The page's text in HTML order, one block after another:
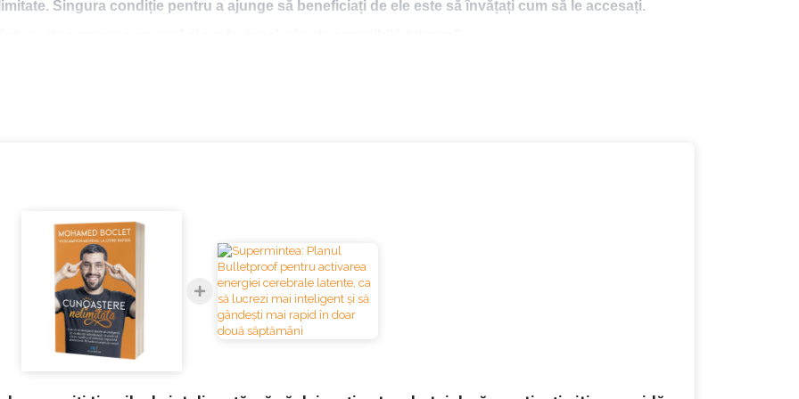
Singura condiție pentru a ajunge să beneficiați de ele este să învățați cum să le accesați.
eficiență și a obține rezultate.
de inteligență.
medici și toți cei care sunt de acord cu faptul că nu ar trebui să ne oprim niciodată din învățat.
africani care au decis să se stabilească în Franța. Tatăl său, zidar, și mama sa, casnică (ambii
în Franța cu scopul de a le oferi o viață mai bună celor șapte copii ai lor. Din păcate, în primii ani de școală,
la vârsta de 12 ani, avea să se îmbolnăvească de diabet. Cu toate acestea, mai târziu va fi admis
hotărând să se specializeze în inginerie electrică și informatică industrială. Se angajează la o mare
superiorilor. După patru ani, se mută la Montpellier, împreună cu soția lui, unde i se naște și primul